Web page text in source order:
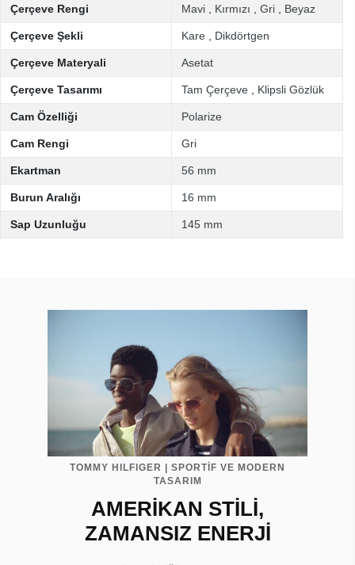
Çerçeve Rengi Mavi Kırmızı Gri Beyaz
Çerçeve Şekli Kare Dikdörtgen
Çerçeve Materyali Asetat
Çerçeve Tasarımı Tam Çerçeve Klipsli Gözlük
Cam Özelliği Polarize
Cam Rengi Gri
Ekartman 56 mm
Burun Aralığı 16 mm
Sap Uzunluğu 145 mm
TOMMY HILFIGER | SPORTİF VE MODERN
TASARIM
AMERİKAN STİLİ,
ZAMANSIZ ENERJİ